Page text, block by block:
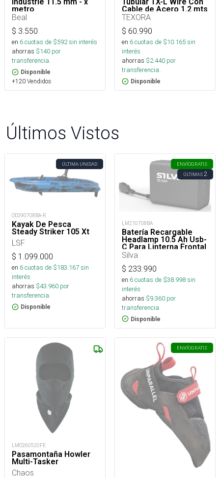
metro
Beal
$ 3.550
en 6cuotas de $592sin interés
ahorras $140 por
transferencia.
Disponible
+120 Vendidos
Cable de Acero 1.2 mts
50kN
TEXORA
$ 60.990
en 6cuotas de $10.165sin
interés
ahorras $2.440 por
transferencia.
Disponible
Últimos Vistos
ÚLTIMA UNIDAD
OD290708BA-R
Kayak De Pesca
Steady Striker 105 Xt
LSF
$ 1.099.000
en 6cuotas de $183.167sin
interés
ahorras $43.960 por
transferencia.
Disponible
ENVÍOGRATIS
ÚLTIMAS2
LM210708BA
Batería Recargable
Headlamp 10.5 Ah Usb-
C Para Linterna Frontal
Silva
$ 233.990
en 6cuotas de $38.998sin
interés
ahorras $9.360 por
transferencia.
Disponible
LMO260520FE
Pasamontaña Howler
Multi-Tasker
Chaos
ENVÍOGRATIS